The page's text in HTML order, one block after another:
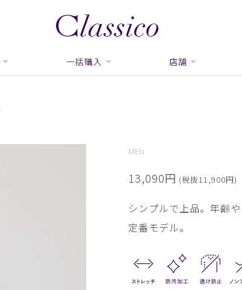
一括購入 店舗
MEN
13,090円 (税抜11,900円)
シンプルで上品。年齢
定番モデル。